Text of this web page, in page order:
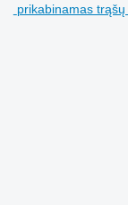
prikabinamas